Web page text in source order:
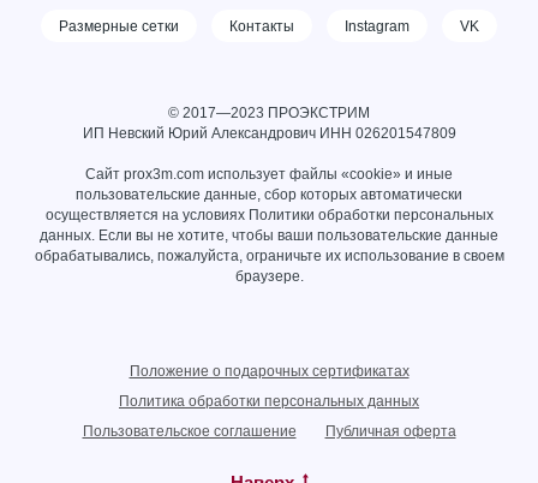
Размерные сетки Контакты Instagram VK
© 2017—2023 ПРОЭКСТРИМ
ИП Невский Юрий Александрович ИНН 026201547809
Сайт prox3m.com использует файлы «cookie» и иные
пользовательские данные, сбор которых автоматически
осуществляется на условиях Политики обработки персональных
данных. Если вы не хотите, чтобы ваши пользовательские данные
обрабатывались, пожалуйста, ограничьте их использование в своем
браузере.
Положение о подарочных сертификатах
Политика обработки персональных данных
Пользовательское соглашение
Публичная оферта